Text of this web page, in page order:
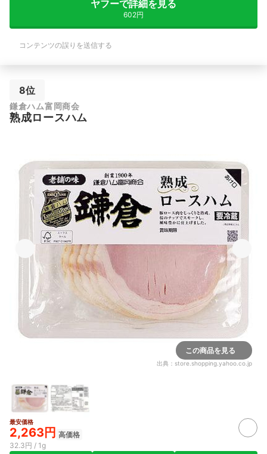
ヤフーで詳細を見る
602円
コンテンツの誤りを送信する
8位
鎌倉ハム富岡商会
熟成ロースハム
この商品を見る
出典： store.shopping.yahoo.co.jp
最安価格
2,263円 高価格
32.3円 / 1g